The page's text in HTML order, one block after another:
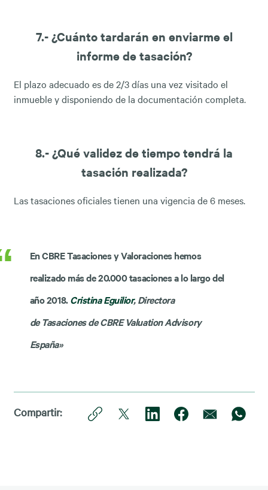
7.- ¿Cuánto tardarán en enviarme el
informe de tasación?
El plazo adecuado es de 2/3 días una vez visitado el
inmueble y disponiendo de la documentación completa.
8.- ¿Qué validez de tiempo tendrá la
tasación realizada?
Las tasaciones oficiales tienen una vigencia de 6 meses.
En CBRE Tasaciones y Valoraciones hemos
realizado más de 20.000 tasaciones a lo largo del
año 2018.Cristina Eguilior, Directora
de Tasaciones de CBRE Valuation Advisory
España»
Compartir: